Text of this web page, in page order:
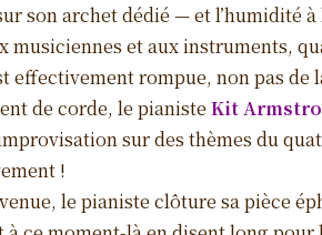
son archet dédié — et l’humidité à
et aux instruments,
effectivement rompue, non pas de
de corde, le pianiste Kit
sur des thèmes du
!
le pianiste clôture sa pièce